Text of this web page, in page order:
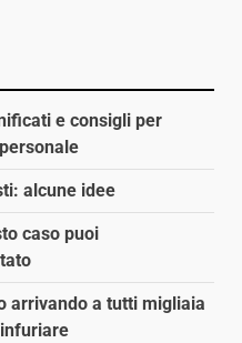
e consigli per
alcune idee
caso puoi
arrivando a tutti migliaia